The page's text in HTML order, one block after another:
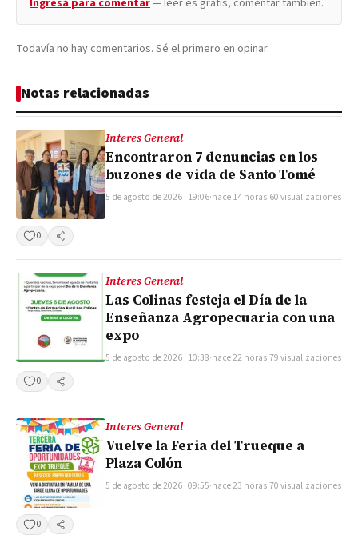
Todavía no hay comentarios. Sé el primero en opinar.
Notas relacionadas
Interes General
Encontraron 7 denuncias en los
buzones de vida de Santo Tomé
5 de agosto de 2026 · 19:06·hace 14 horas·60 visualizaciones
0 Compartir
Interes General
Las Colinas festeja el Día de la
Enseñanza Agropecuaria con una
expo
5 de agosto de 2026 · 10:38·hace 22 horas·79 visualizaciones
0
Compartir
Interes General
Vuelve la Feria del Trueque a
Plaza Colón
5 de agosto de 2026 · 09:55·hace 23 horas·70 visualizaciones
0 Compartir